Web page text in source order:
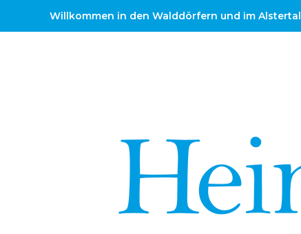
Willkommen in den Walddörfern und im Alstertal